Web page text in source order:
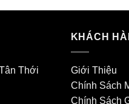
Thới
KHÁCH
Giới Thiệu
Chính Sách
Chính Sách